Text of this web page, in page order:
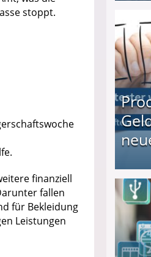
stoppt.
finanziell
fallen
für Bekleidung
Leistungen
20 seriöse Möglichkeiten
und Geld verdienen ↻